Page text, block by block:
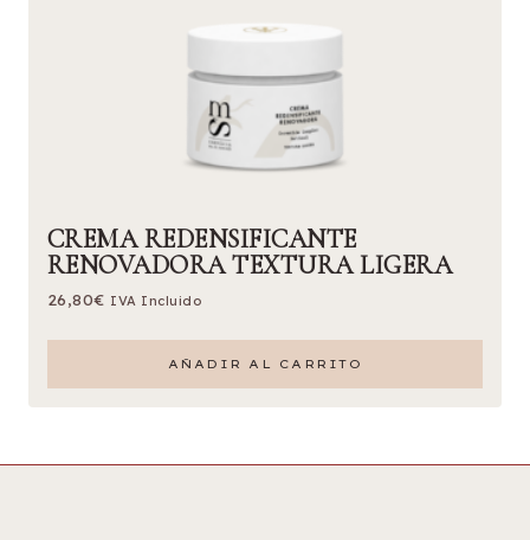
CREMA REDENSIFICANTE
RENOVADORA TEXTURA LIGERA
26,80€ IVA Incluido
AÑADIR AL CARRITO